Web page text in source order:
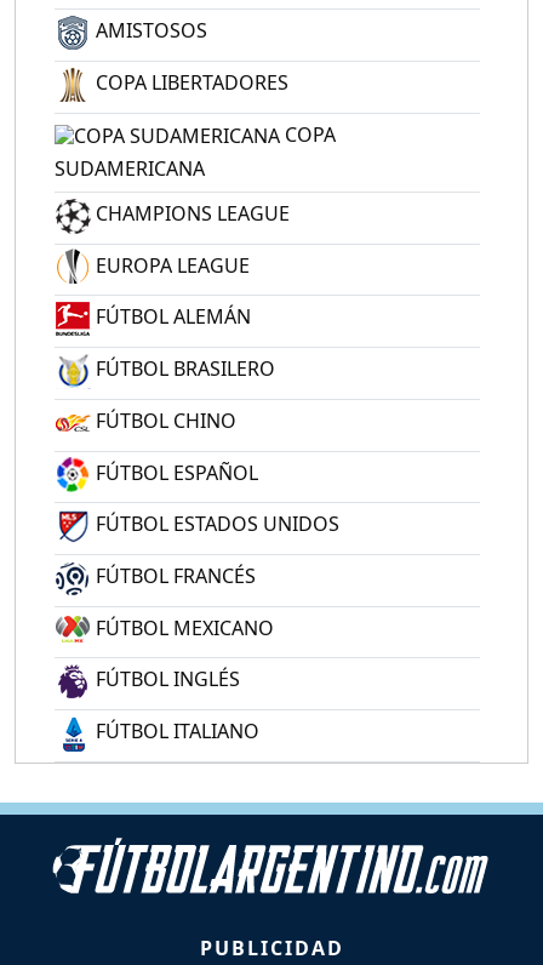
AMISTOSOS
COPA LIBERTADORES
COPA
SUDAMERICANA
CHAMPIONS LEAGUE
EUROPA LEAGUE
FÚTBOL ALEMÁN
FÚTBOL BRASILERO
FÚTBOL CHINO
FÚTBOL ESPAÑOL
FÚTBOL ESTADOS UNIDOS
FÚTBOL FRANCÉS
FÚTBOL MEXICANO
FÚTBOL INGLÉS
FÚTBOL ITALIANO
PUBLICIDAD